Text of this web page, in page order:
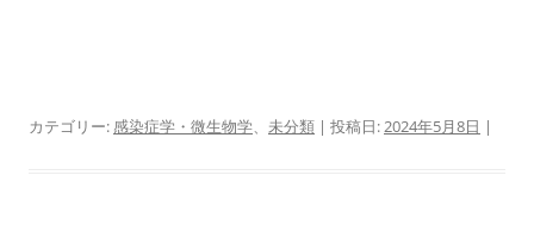
カテゴリー: 感染症学・微生物学、 未分類 | 投稿日:2024年5月8日 |